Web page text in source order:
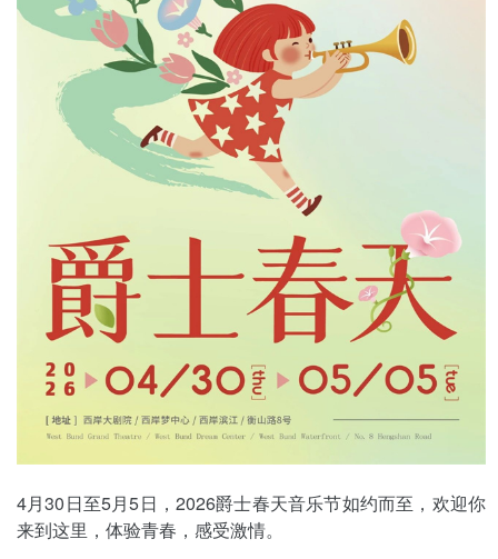
4月30日至5月5日，2026爵士春天音乐节如约而至，欢迎你
来到这里，体验青春，感受激情。